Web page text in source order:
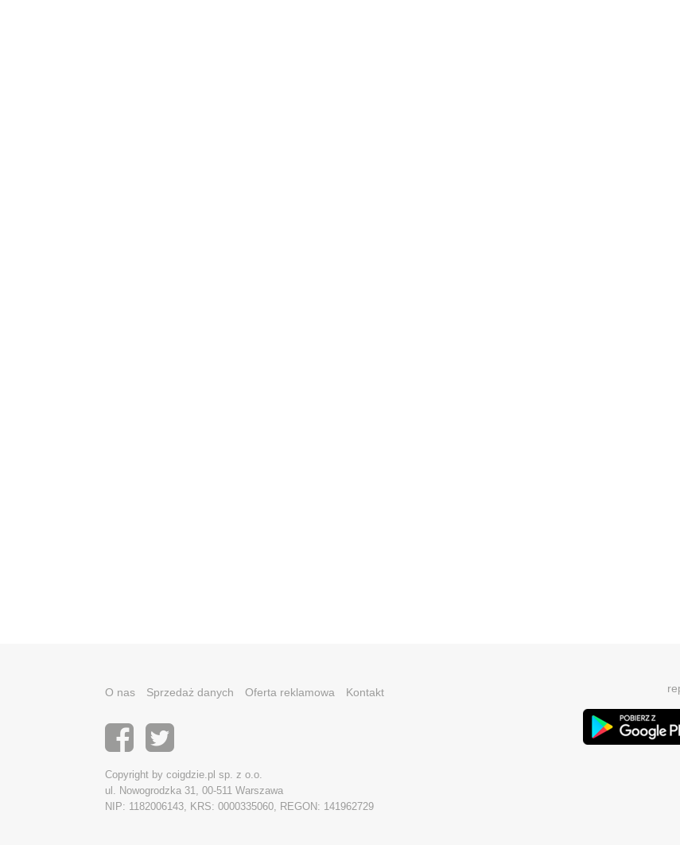
O nas Sprzedaż danych Oferta reklamowa Kontakt
Copyright by coigdzie.pl sp. z o.o.
ul. Nowogrodzka 31, 00-511 Warszawa
NIP: 1182006143, KRS: 0000335060, REGON: 141962729